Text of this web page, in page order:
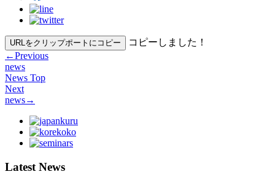
URLをクリップポートにコピー
コピーしました！
←Previous
news
News Top
Next
news→
Latest News